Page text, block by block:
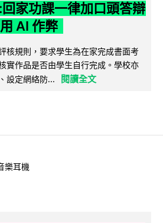
家功課一律加口頭答辯
AI 作弊
核規則，要求學生為在家完成書面考
實作品是否由學生自行完成。學校亦
設定網絡防...
閱讀全文
樂耳機